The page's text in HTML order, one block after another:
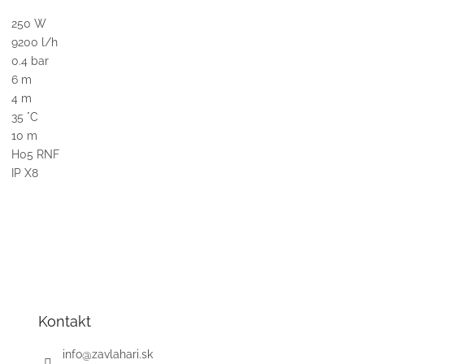
250 W
9200 l/h
0.4 bar
6 m
4 m
35 °C
10 m
H05 RNF
IP X8
Kontakt
info@zavlahari.sk